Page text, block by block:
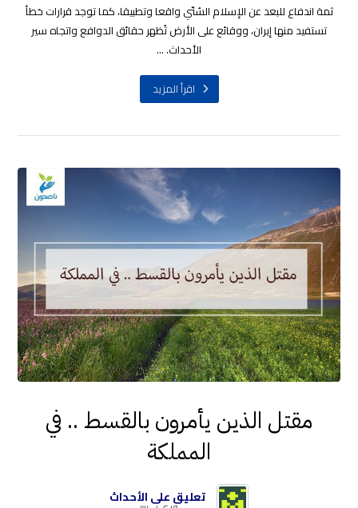
ثمة اندفاع للبعد عن الإسلام السُنّي واقعا وتطبيقا، كما توجد قرارات خطأ
تستفيد منها إيران، ووقائع على الأرض تُظهر حقائق الدوافع واتجاه سير
الأحداث. ...
اقرأ المزيد
مقتل الذين يأمرون بالقسط .. في
المملكة
تعليق على الأحداث